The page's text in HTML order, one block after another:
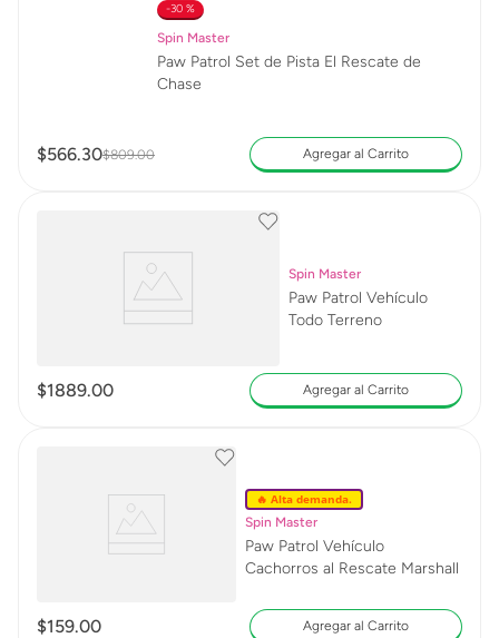
30 %
Spin Master
Paw Patrol Set de Pista El Rescate de
Chase
$566.30$809.00 Agregar al Carrito
Spin Master
Paw Patrol Vehículo
Todo Terreno
$1889.00 Agregar al Carrito
🔥 Alta demanda.
Spin Master
Paw Patrol Vehículo
Cachorros al Rescate Marshall
$159.00 Agregar al Carrito